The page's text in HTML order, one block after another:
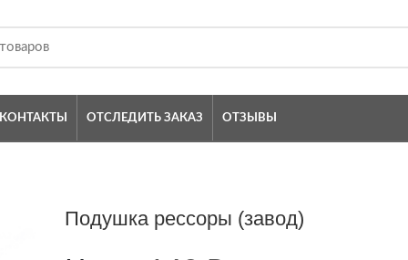
КОНТАКТЫ ОТСЛЕДИТЬ ЗАКАЗ ОТЗЫВЫ
Подушка рессоры (завод)